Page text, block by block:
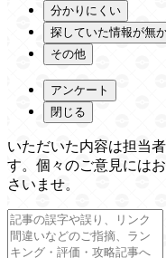
分かりにくい
探していた情報が無
その他
アンケート
閉じる
いただいた内容は担当
す。個々のご意見には
さいませ。